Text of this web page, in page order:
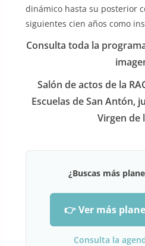
dinámico hasta su posterior
siguientes cien años como
Consulta toda la
Salón de actos de la
Escuelas de San Antón,
Virgen de
¿Buscas más
👉 Ver más
Consulta la